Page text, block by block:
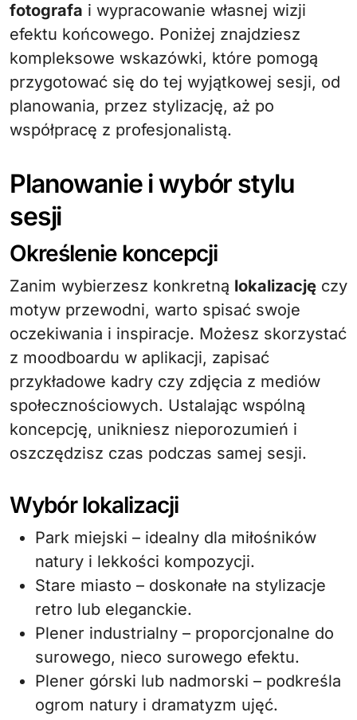
fotografa i wypracowanie własnej wizji
efektu końcowego. Poniżej znajdziesz
kompleksowe wskazówki, które pomogą
przygotować się do tej wyjątkowej sesji, od
planowania, przez stylizację, aż po
współpracę z profesjonalistą.
Planowanie i wybór stylu
sesji
Określenie koncepcji
Zanim wybierzesz konkretną lokalizację czy
motyw przewodni, warto spisać swoje
oczekiwania i inspiracje. Możesz skorzystać
z moodboardu w aplikacji, zapisać
przykładowe kadry czy zdjęcia z mediów
społecznościowych. Ustalając wspólną
koncepcję, unikniesz nieporozumień i
oszczędzisz czas podczas samej sesji.
Wybór lokalizacji
Park miejski – idealny dla miłośników
natury i lekkości kompozycji.
Stare miasto – doskonałe na stylizacje
retro lub eleganckie.
Plener industrialny – proporcjonalne do
surowego, nieco surowego efektu.
Plener górski lub nadmorski – podkreśla
ogrom natury i dramatyzm ujęć.